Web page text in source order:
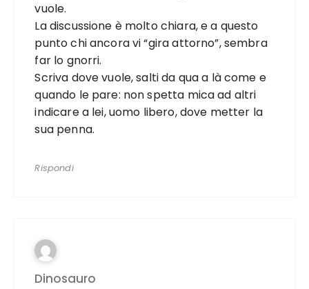
vuole.
La discussione è molto chiara, e a questo
punto chi ancora vi “gira attorno”, sembra
far lo gnorri.
Scriva dove vuole, salti da qua a là come e
quando le pare: non spetta mica ad altri
indicare a lei, uomo libero, dove metter la
sua penna.
Rispondi
Dinosauro